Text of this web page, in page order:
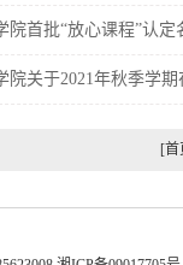
院首批“放心课程”认定
院关于2021年秋季学
[首